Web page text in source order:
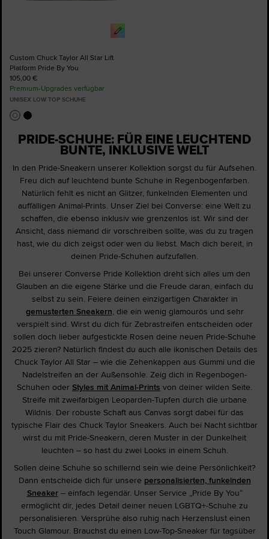
Custom Chuck Taylor All Star Lift
Platform Pride By You
105,00 €
Premium-Upgrades verfügbar
UNISEX LOW TOP SCHUHE
PRIDE-SCHUHE: FÜR EINE LEUCHTEND
BUNTE, INKLUSIVE WELT
In den Pride-Sneakern unserer Kollektion sorgst du für Aufsehen.
Freu dich auf leuchtend bunte Schuhe in Regenbogenfarben.
Natürlich fehlt es nicht an Glitzer, funkelnden Elementen und
auffälligen Animal-Prints. Unser Ziel bei Converse: eine Welt zu
schaffen, die ebenso inklusiv wie grenzenlos ist. Wir sind der
Ansicht, dass niemand dir vorschreiben sollte, was du zu tragen
hast, wie du dich zeigst oder wen du liebst. Mach dich bereit, in
deinen Pride-Schuhen aufzufallen.
Bei unserer Converse Pride Kollektion dreht sich alles um den
Glauben an die eigene Stärke und die Freude daran, einfach du
selbst zu sein. Feiere deinen einzigartigen Charakter in
gemusterten Sneakern, die ein wenig glamourös und sehr
verspielt sind. Wirst du dich für Zebrastreifen entscheiden oder
sollen doch lieber aufgestickte Rosen deine neuen Pride-Schuhe
2025 zieren? Natürlich findest du auch alle ikonischen Details des
Chuck Taylor All Star – wie die Zehenkappen aus Gummi und die
Nadelstreifen an der Außensohle. Zeig dich in Regenbogen-
Schuhen oder Styles mit Animal-Prints von deiner wilden Seite.
Streife mit zweifarbigen Leoparden-Tupfen durch die urbane
Wildnis. Der robuste Schaft aus Canvas sorgt dabei für das
typische Flair des Chuck Taylor Sneakers. Auch bei Nacht sichtbar
wirst du mit Pride-Sneakern, deren Muster in der Dunkelheit
leuchten – so hast du zwei Looks in einem Schuh.
Sollen deine Schuhe so schillernd sein wie deine Persönlichkeit?
Dann entscheide dich für unsere personalisierten, funkelnden
Sneaker– einfach legendär. Unser Service „Pride By You“
ermöglicht dir, jedes Detail deiner neuen LGBTQ+-Schuhe zu
personalisieren. Versprühe also ruhig nach Herzenslust einen
Touch Glamour. Brauchst du einen Low-Top-Sneaker für tagsüber